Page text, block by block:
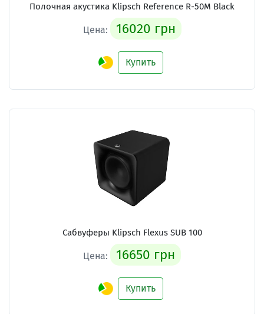
Полочная акустика Klipsch Reference R-50M Black
Цена: 16020 грн
Купить
Сабвуферы Klipsch Flexus SUB 100
Цена: 16650 грн
Купить